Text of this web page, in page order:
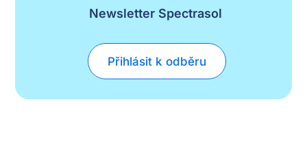
Newsletter Spectrasol
Přihlásit k odběru